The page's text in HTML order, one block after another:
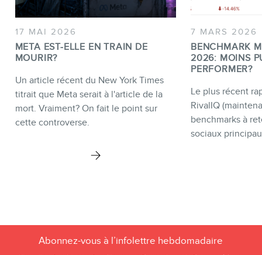
17 MAI 2026
META EST-ELLE EN TRAIN DE
MOURIR?
Un article récent du New York Times
titrait que Meta serait à l'article de la
mort. Vraiment? On fait le point sur
cette controverse.
7 MARS 2026
BENCHMARK
2026: MOINS
PERFORMER?
Le plus récent
RivalIQ
benchmarks à
sociaux
Abonnez-vous à l’infolettre hebdomadaire